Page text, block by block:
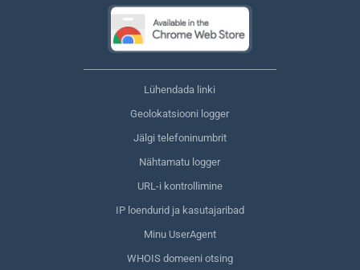
Lühendada linki
Geolokatsiooni logger
Jälgi telefoninumbrit
Nähtamatu logger
URL-i kontrollimine
IP loendurid ja kasutajaribad
Minu UserAgent
WHOIS domeeni otsing